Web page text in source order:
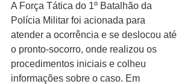
A Força Tática do 1º Batalhão da
Polícia Militar foi acionada para
atender a ocorrência e se deslocou até
o pronto-socorro, onde realizou os
procedimentos iniciais e colheu
informações sobre o caso. Em